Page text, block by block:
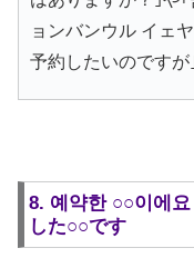
ョンバンウル イェ
予約したいのですが
8. 예약한 ○○이에
した○○です